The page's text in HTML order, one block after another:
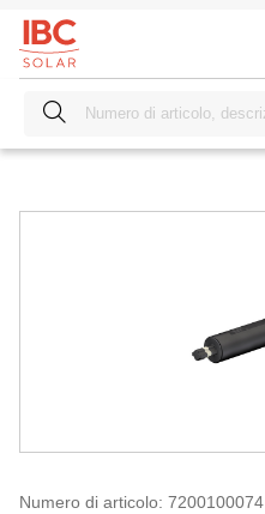
Numero di articolo: 7200100074